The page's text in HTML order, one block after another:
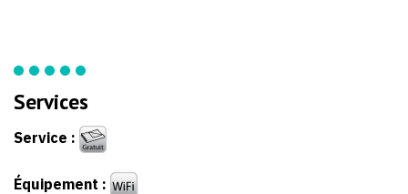
Services
Service :
Équipement :